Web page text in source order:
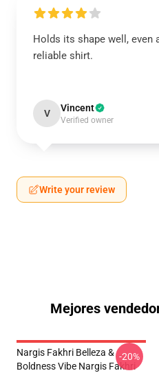
Holds its shape well, even
reliable shirt.
V Vincent
Verified owner
Write your review
Mejores
Nargis Fakhri Belleza &
Boldness Vibe Nargis Fakhri
-20%